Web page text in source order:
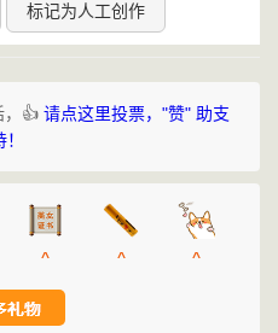
标记为人工创作
，👍 请点这里投票，"赞" 助支
^ ^ ^